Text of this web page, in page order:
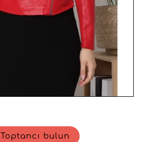
Toptancı bulun